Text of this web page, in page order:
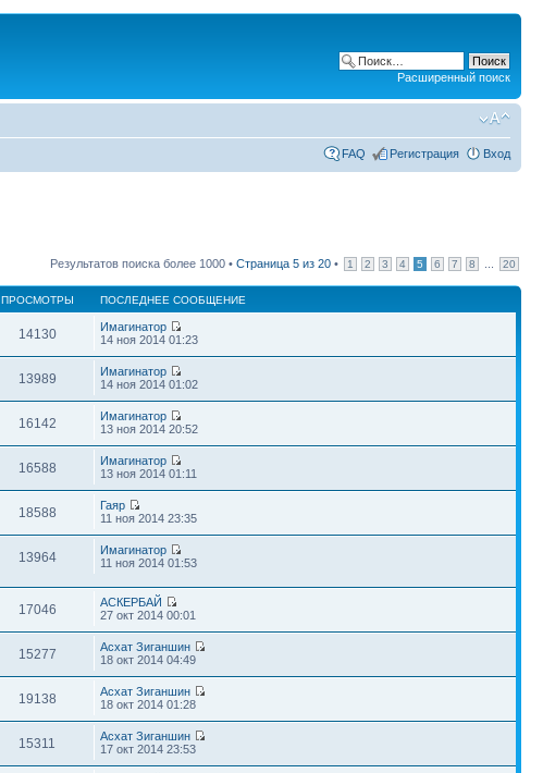
Расширенный поиск
FAQ Регистрация Вход
Результатов поиска более 1000 • Страница 5 из 20 • 1 2 3 4 5 6 7 8 20
ПРОСМОТРЫ ПОСЛЕДНЕЕ СООБЩЕНИЕ
14130
Имагинатор
14 ноя 2014 01:23
13989
Имагинатор
14 ноя 2014 01:02
16142
Имагинатор
13 ноя 2014 20:52
16588
Имагинатор
13 ноя 2014 01:11
18588
Гаяр
11 ноя 2014 23:35
13964
Имагинатор
11 ноя 2014 01:53
17046
АСКЕРБАЙ
27 окт 2014 00:01
15277
Асхат Зиганшин
18 окт 2014 04:49
19138
Асхат Зиганшин
18 окт 2014 01:28
15311
Асхат Зиганшин
17 окт 2014 23:53